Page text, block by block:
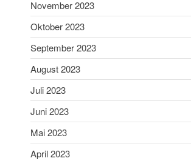
November 2023
Oktober 2023
September 2023
August 2023
Juli 2023
Juni 2023
Mai 2023
April 2023